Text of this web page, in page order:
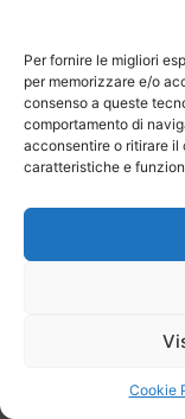
Per fornire le migliori
per memorizzare e/o
consenso a queste
comportamento di
acconsentire o ritirare il
caratteristiche e
Cookie
Last Minute